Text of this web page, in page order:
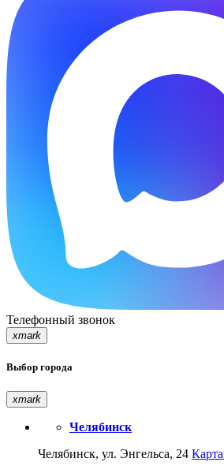
Телефонный звонок
xmark
Выбор города
xmark
Челябинск
Челябинск, ул. Энгельса, 24